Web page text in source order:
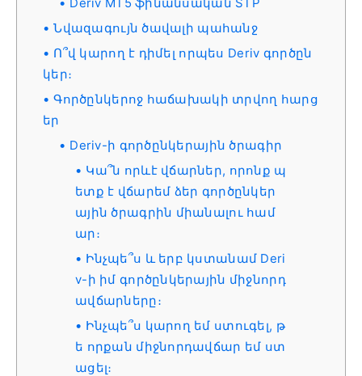
Նվազագույն ծավալի պահանջ
Ո՞վ կարող է դիմել որպես Deriv գործըն
կեր։
Գործընկերոջ հաճախակի տրվող հարց
եր
Deriv-ի գործընկերային ծրագիր
Կա՞ն որևէ վճարներ, որոնք պ
ետք է վճարեմ ձեր գործընկեր
ային ծրագրին միանալու համ
ար։
Ինչպե՞ս և երբ կստանամ Deri
v-ի իմ գործընկերային միջնորդ
ավճարները։
Ինչպե՞ս կարող եմ ստուգել, ​​թ
ե որքան միջնորդավճար եմ ստ
ացել։